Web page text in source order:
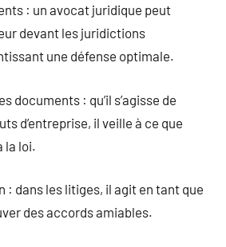
: un avocat juridique peut
devant les juridictions
une défense optimale.
documents : qu’il s’agisse de
d’entreprise, il veille à ce que
la loi.
: dans les litiges, il agit en tant que
des accords amiables.